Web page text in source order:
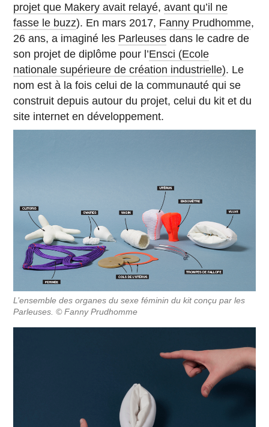
projet que Makery avait relayé,avant qu’il ne
fasse le buzz). En mars 2017, Fanny Prudhomme,
26 ans, a imaginé les Parleuses dans le cadre de
son projet de diplôme pour l’Ensci (Ecole
nationale supérieure de création industrielle). Le
nom est à la fois celui de la communauté qui se
construit depuis autour du projet, celui du kit et du
site internet en développement.
L’ensemble des organes du sexe féminin du kit conçu par les
Parleuses. © Fanny Prudhomme